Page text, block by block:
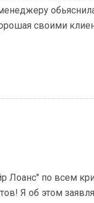
своими
Лоанс" по всем
Я об этом